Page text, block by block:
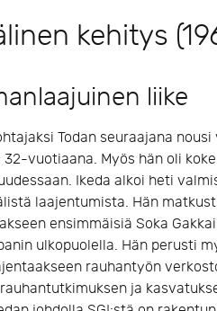
kehitys
liike
Todan seuraajana nousi
32-vuotiaana. Myös hän oli
Ikeda alkoi heti
laajentumista. Hän
ensimmäisiä Soka
ulkopuolella. Hän perusti
rauhantyön
ja